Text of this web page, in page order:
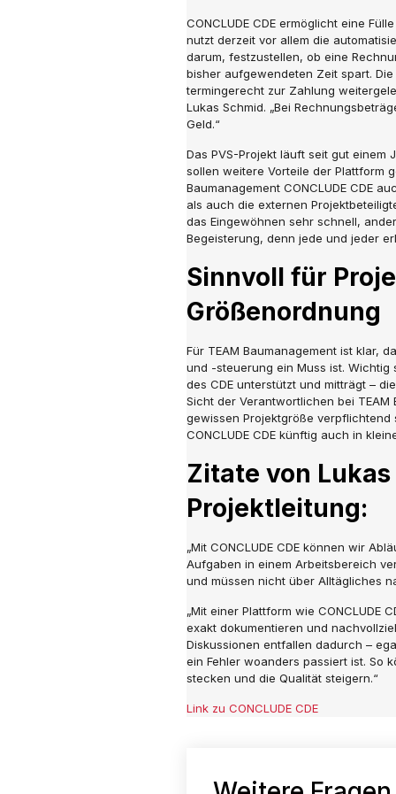
CONCLUDE CDE ermöglicht eine
nutzt derzeit vor allem die
darum, festzustellen, ob eine
bisher aufgewendeten Zeit spart.
termingerecht zur Zahlung
Lukas Schmid. „Bei
Geld.“
Das PVS-Projekt läuft seit gut
sollen weitere Vorteile der Plattform
Baumanagement CONCLUDE CDE
als auch die externen
das Eingewöhnen sehr schnell,
Begeisterung, denn jede und jeder
Sinnvoll für
Größenordnung
Für TEAM Baumanagement ist klar,
und -steuerung ein Muss ist.
des CDE unterstützt und mitträgt –
Sicht der Verantwortlichen bei TEAM
gewissen Projektgröße verpflichtend
CONCLUDE CDE künftig auch in
Zitate von
Projektleitung:
„Mit CONCLUDE CDE können wir
Aufgaben in einem Arbeitsbereich
und müssen nicht über Alltägliches
„Mit einer Plattform wie CONCLUDE
exakt dokumentieren und
Diskussionen entfallen dadurch –
ein Fehler woanders passiert ist. So
stecken und die Qualität steigern.“
Link zu CONCLUDE CDE